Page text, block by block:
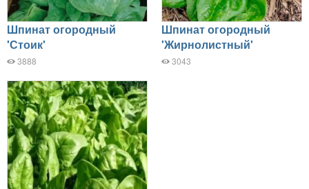
Шпинат огородный
'Стоик'
3888
Шпинат огородный
'Жирнолистный'
3043